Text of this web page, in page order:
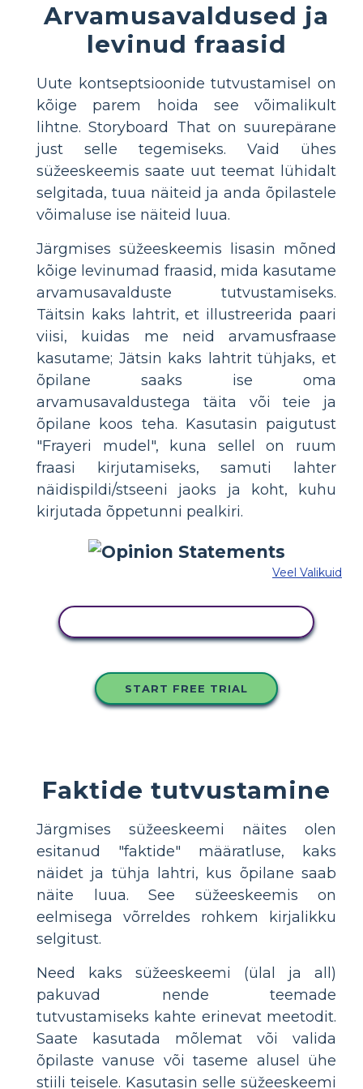
Arvamusavaldused ja
levinud fraasid
Uute kontseptsioonide tutvustamisel on
kõige parem hoida see võimalikult
lihtne. Storyboard That on suurepärane
just selle tegemiseks. Vaid ühes
süžeeskeemis saate uut teemat lühidalt
selgitada, tuua näiteid ja anda õpilastele
võimaluse ise näiteid luua.
Järgmises süžeeskeemis lisasin mõned
kõige levinumad fraasid, mida kasutame
arvamusavalduste tutvustamiseks.
Täitsin kaks lahtrit, et illustreerida paari
viisi, kuidas me neid arvamusfraase
kasutame; Jätsin kaks lahtrit tühjaks, et
õpilane saaks ise oma
arvamusavaldustega täita või teie ja
õpilane koos teha. Kasutasin paigutust
"Frayeri mudel", kuna sellel on ruum
fraasi kirjutamiseks, samuti lahter
näidispildi/stseeni jaoks ja koht, kuhu
kirjutada õppetunni pealkiri.
Veel Valikuid
START FREE TRIAL
Faktide tutvustamine
Järgmises süžeeskeemi näites olen
esitanud "faktide" määratluse, kaks
näidet ja tühja lahtri, kus õpilane saab
näite luua. See süžeeskeemis on
eelmisega võrreldes rohkem kirjalikku
selgitust.
Need kaks süžeeskeemi (ülal ja all)
pakuvad nende teemade
tutvustamiseks kahte erinevat meetodit.
Saate kasutada mõlemat või valida
õpilaste vanuse või taseme alusel ühe
stiili teisele. Kasutasin selle süžeeskeemi